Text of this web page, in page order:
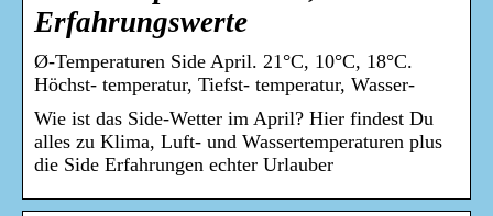
Erfahrungswerte
Ø-Temperaturen Side April. 21°C, 10°C, 18°C.
Höchst- temperatur, Tiefst- temperatur, Wasser-
Wie ist das Side-Wetter im April? Hier findest Du
alles zu Klima, Luft- und Wassertemperaturen plus
die Side Erfahrungen echter Urlauber